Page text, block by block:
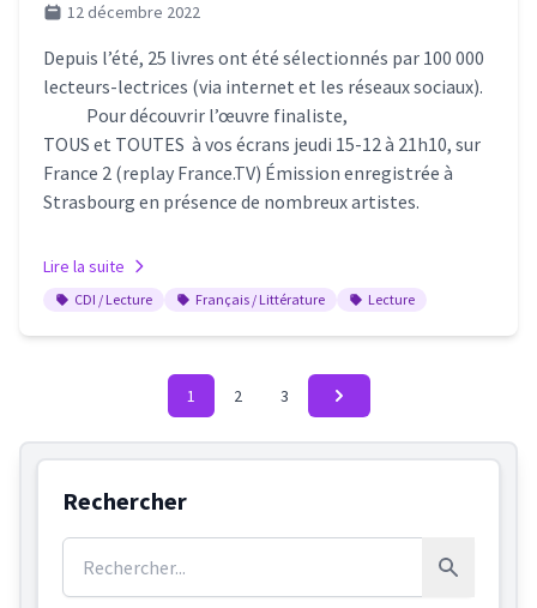
12 décembre 2022
Depuis l’été, 25 livres ont été sélectionnés par 100 000
lecteurs-lectrices (via internet et les réseaux sociaux).
Pour découvrir l’œuvre finaliste,
TOUS et TOUTES à vos écrans jeudi 15-12 à 21h10, sur
France 2 (replay France.TV) Émission enregistrée à
Strasbourg en présence de nombreux artistes.
Lire la suite
CDI / Lecture Français / Littérature Lecture
1 2 3
Rechercher
Rechercher